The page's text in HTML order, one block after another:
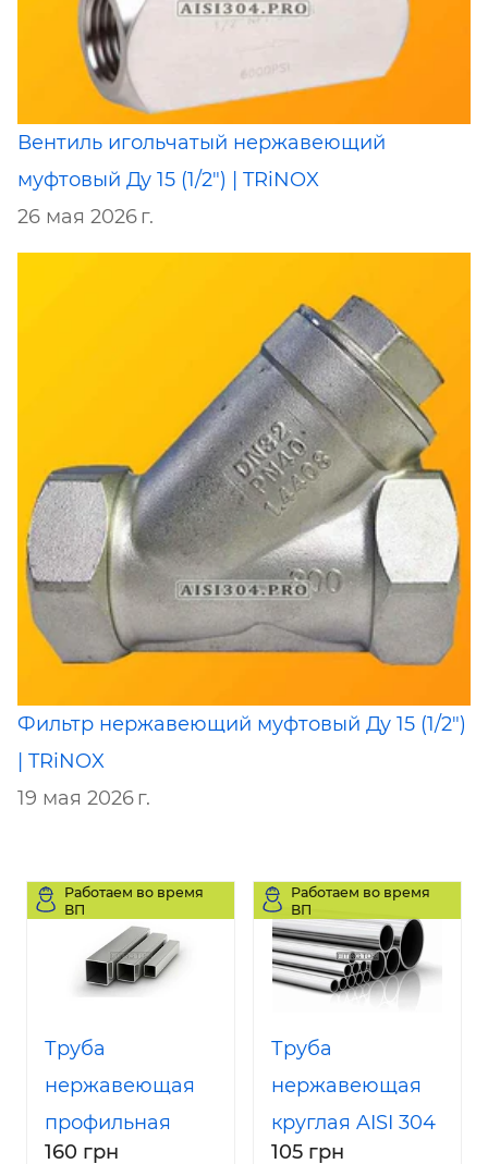
Вентиль игольчатый нержавеющий
муфтовый Ду 15 (1/2") | TRiNOX
26 мая 2026 г.
Фильтр нержавеющий муфтовый Ду 15 (1/2")
| TRiNOX
19 мая 2026 г.
Работаем во время
ВП
Труба
нержавеющая
профильная
160 грн
Работаем во время
ВП
Труба
нержавеющая
круглая AISI 304
105 грн